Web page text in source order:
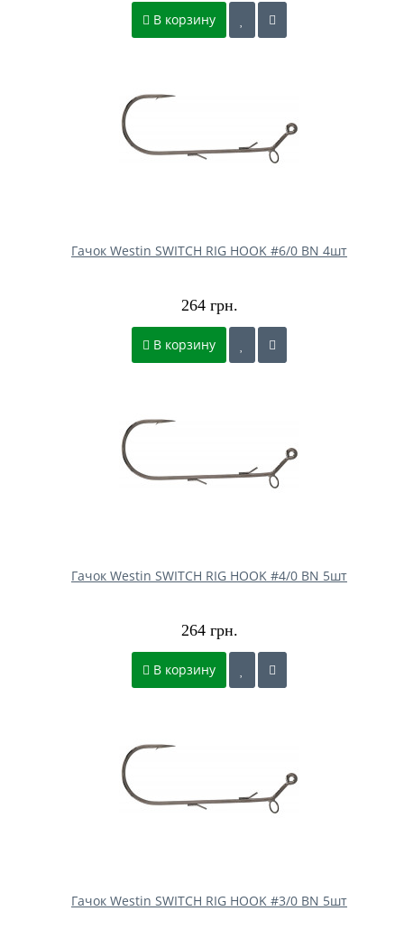
В корзину
Гачок Westin SWITCH RIG HOOK #6/0 BN 4шт
264 грн.
В корзину
Гачок Westin SWITCH RIG HOOK #4/0 BN 5шт
264 грн.
В корзину
Гачок Westin SWITCH RIG HOOK #3/0 BN 5шт